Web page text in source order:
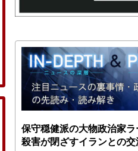
保守穏健派の大物政治家
殺害が閉ざすイランとの交